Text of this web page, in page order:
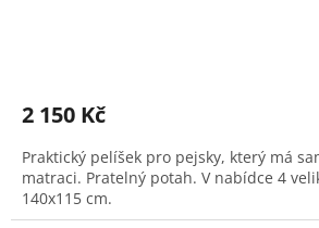
2 150 Kč
Praktický pelíšek pro pejsky, který má
matraci. Pratelný potah. V nabídce 4
140x115 cm.